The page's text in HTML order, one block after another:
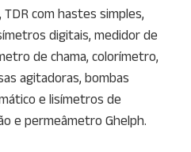
com hastes simples,
digitais, medidor de
de chama, colorímetro,
agitadoras, bombas
e lisímetros de
e permeâmetro Ghelph.